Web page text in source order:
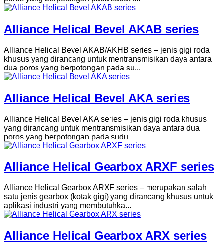
Alliance Helical Bevel AKAB series
Alliance Helical Bevel AKAB/AKHB series – jenis gigi roda
khusus yang dirancang untuk mentransmisikan daya antara
dua poros yang berpotongan pada su...
Alliance Helical Bevel AKA series
Alliance Helical Bevel AKA series – jenis gigi roda khusus
yang dirancang untuk mentransmisikan daya antara dua
poros yang berpotongan pada sudu...
Alliance Helical Gearbox ARXF series
Alliance Helical Gearbox ARXF series – merupakan salah
satu jenis gearbox (kotak gigi) yang dirancang khusus untuk
aplikasi industri yang membutuhka...
Alliance Helical Gearbox ARX series